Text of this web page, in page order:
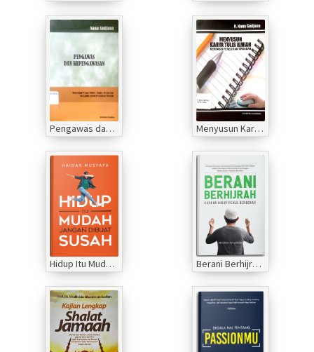
Pengawas dan Kepengawasan Menyusun Karya Tulis Ilmiah Berbasis Penelitian Tindakan
Hidup Itu Mudah Jangan Dibuat Susah Berani Berhijrah Karena Hidup Perlu Berbenah